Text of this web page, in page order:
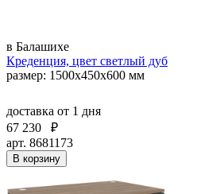
в Балашихе
Креденция, цвет светлый дуб
размер: 1500x450x600 мм
доставка от 1 дня
67 230
₽
арт. 8681173
В корзину